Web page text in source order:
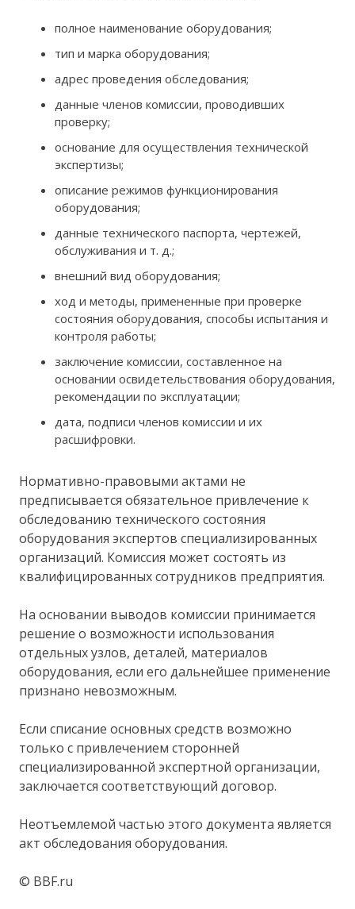
полное наименование оборудования;
тип и марка оборудования;
адрес проведения обследования;
данные членов комиссии, проводивших
проверку;
основание для осуществления технической
экспертизы;
описание режимов функционирования
оборудования;
данные технического паспорта, чертежей,
обслуживания и т. д.;
внешний вид оборудования;
ход и методы, примененные при проверке
состояния оборудования, способы испытания и
контроля работы;
заключение комиссии, составленное на
основании освидетельствования оборудования,
рекомендации по эксплуатации;
дата, подписи членов комиссии и их
расшифровки.
Нормативно-правовыми актами не
предписывается обязательное привлечение к
обследованию технического состояния
оборудования экспертов специализированных
организаций. Комиссия может состоять из
квалифицированных сотрудников предприятия.
На основании выводов комиссии принимается
решение о возможности использования
отдельных узлов, деталей, материалов
оборудования, если его дальнейшее применение
признано невозможным.
Если списание основных средств возможно
только с привлечением сторонней
специализированной экспертной организации,
заключается соответствующий договор.
Неотъемлемой частью этого документа является
акт обследования оборудования.
© BBF.ru